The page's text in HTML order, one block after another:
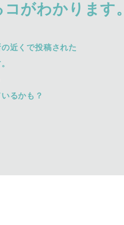
がわかります。
近くで投稿された
るかも？